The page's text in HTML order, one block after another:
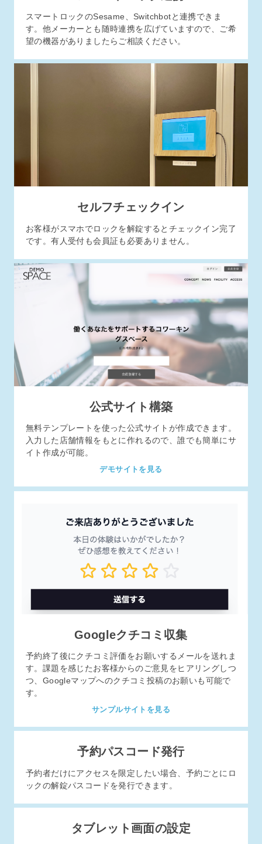
スマートロックのSesame、Switchbotと連携できま
す。他メーカーとも随時連携を広げていますので、ご希
望の機器がありましたらご相談ください。
セルフチェックイン
お客様がスマホでロックを解錠するとチェックイン完了
です。有人受付も会員証も必要ありません。
公式サイト構築
無料テンプレートを使った公式サイトが作成できます。
入力した店舗情報をもとに作れるので、誰でも簡単にサ
イト作成が可能。
デモサイトを見る
Googleクチコミ収集
予約終了後にクチコミ評価をお願いするメールを送れま
す。課題を感じたお客様からのご意見をヒアリングしつ
つ、Googleマップへのクチコミ投稿のお願いも可能で
す。
サンプルサイトを見る
予約パスコード発行
予約者だけにアクセスを限定したい場合、予約ごとにロ
ックの解錠パスコードを発行できます。
タブレット画面の設定